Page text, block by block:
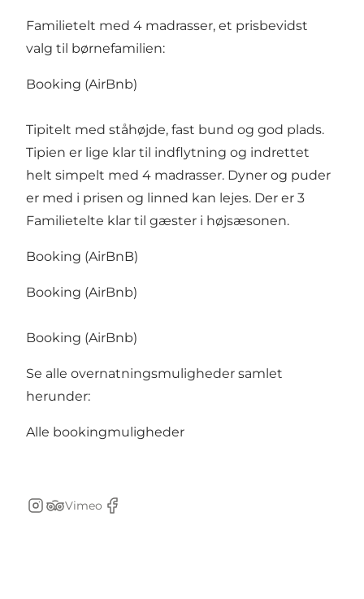
Familietelt med 4 madrasser, et prisbevidst
valg til børnefamilien:
Booking (AirBnb)
Tipitelt med ståhøjde, fast bund og god plads.
Tipien er lige klar til indflytning og indrettet
helt simpelt med 4 madrasser. Dyner og puder
er med i prisen og linned kan lejes. Der er 3
Familietelte klar til gæster i højsæsonen.
Booking (AirBnB)
Booking (AirBnb)
Booking (AirBnb)
Se alle overnatningsmuligheder samlet
herunder:
Alle bookingmuligheder
Instagram
Tripadvisor
Vimeo
Facebook